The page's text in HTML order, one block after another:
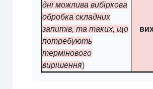
дні можлива вибіркова
обробка складних
запитів, та таких, що
потребують
термінового
вирішення)